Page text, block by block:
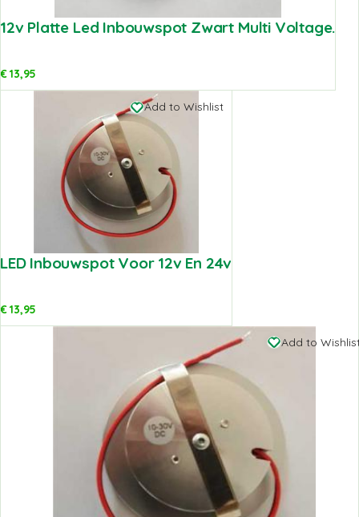
12v Platte Led Inbouwspot Zwart Multi Voltage.
€13,95
Add to Wishlist
LED Inbouwspot Voor 12v En 24v
€13,95
Add to